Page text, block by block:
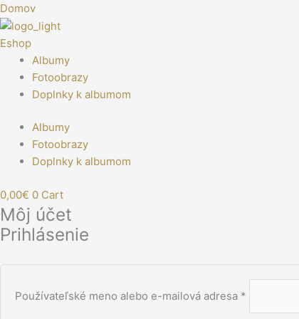
Preskočiť
na
obsah
Domov
Eshop
Albumy
Fotoobrazy
Doplnky k albumom
Albumy
Fotoobrazy
Doplnky k albumom
0,00€ 0 Cart
Môj účet
Prihlásenie
Používateľské meno alebo e-mailová adresa *